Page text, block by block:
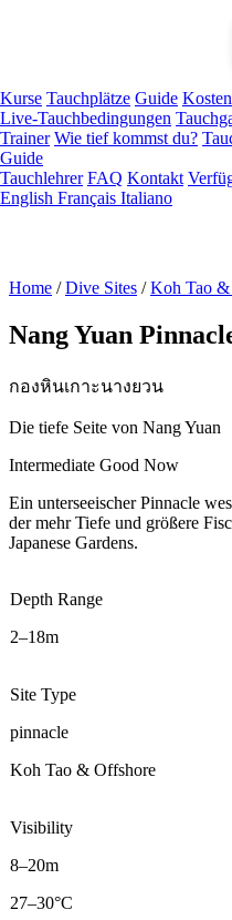
Kurse Tauchplätze Guide
Live-Tauchbedingungen
Trainer Wie tief kommst du?
Guide
Tauchlehrer FAQ Kontakt
English Français Italiano
Home / Dive Sites / Koh Tao
Nang Yuan
กองหินเกาะนางยวน
Die tiefe Seite von Nang Yuan
Intermediate Good Now
Ein unterseeischer Pinnacle
der mehr Tiefe und größere
Japanese Gardens.
Depth Range
2–18m
Site Type
pinnacle
Koh Tao & Offshore
Visibility
8–20m
27–30°C